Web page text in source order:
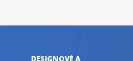
DESIGNOVÉ A